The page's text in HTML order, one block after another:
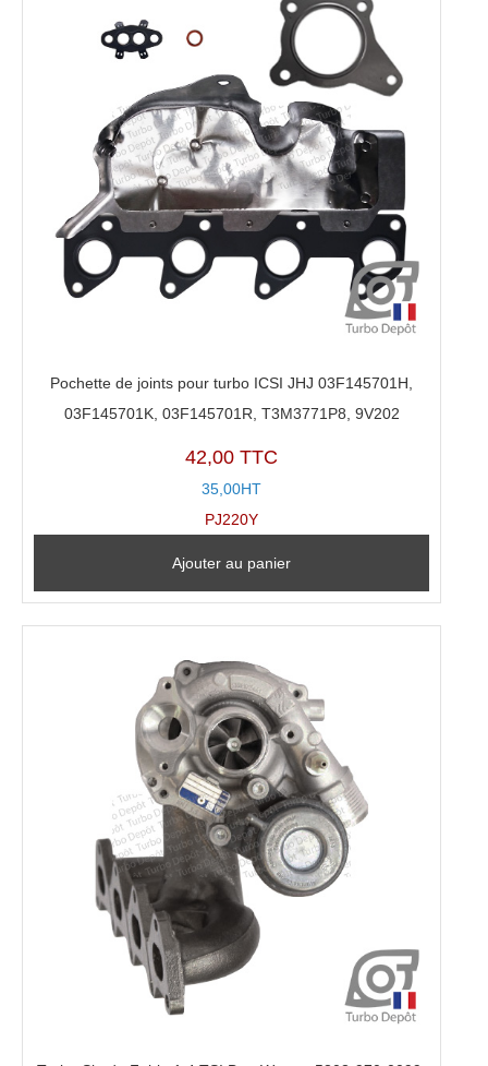
Pochette de joints pour turbo ICSI JHJ 03F145701H,
03F145701K, 03F145701R, T3M3771P8, 9V202
42,00 TTC
35,00HT
PJ220Y
Ajouter au panier